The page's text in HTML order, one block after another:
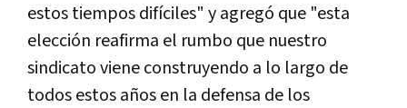
estos tiempos difíciles" y agregó que "esta
elección reafirma el rumbo que nuestro
sindicato viene construyendo a lo largo de
todos estos años en la defensa de los